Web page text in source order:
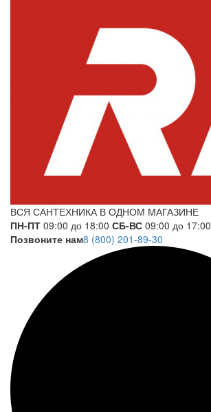
ВСЯ САНТЕХНИКА В ОДНОМ МАГАЗИНЕ
ПН-ПТ 09:00 до 18:00 СБ-ВС 09:00 до 17:00
Позвоните нам8 (800) 201-89-30